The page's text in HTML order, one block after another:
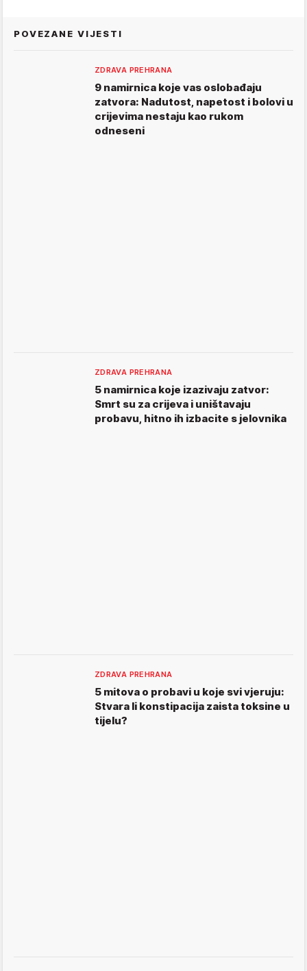
POVEZANE VIJESTI
ZDRAVA PREHRANA
9 namirnica koje vas oslobađaju
zatvora: Nadutost, napetost i bolovi u
crijevima nestaju kao rukom
odneseni
ZDRAVA PREHRANA
5 namirnica koje izazivaju zatvor:
Smrt su za crijeva i uništavaju
probavu, hitno ih izbacite s jelovnika
ZDRAVA PREHRANA
5 mitova o probavi u koje svi vjeruju:
Stvara li konstipacija zaista toksine u
tijelu?